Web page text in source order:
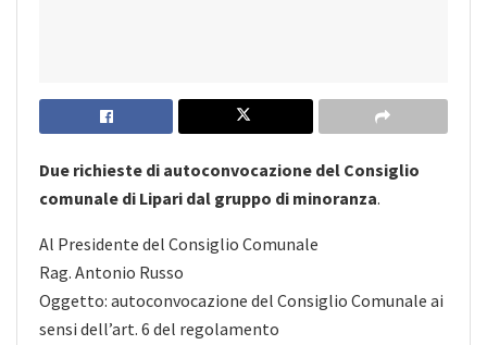
Due richieste di autoconvocazione del Consiglio
comunale di Lipari dal gruppo di minoranza.
Al Presidente del Consiglio Comunale
Rag. Antonio Russo
Oggetto: autoconvocazione del Consiglio Comunale ai
sensi dell’art. 6 del regolamento